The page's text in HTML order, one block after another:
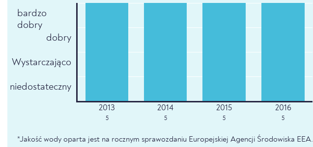
bardzo
dobry
dobry
Wystarczająco
niedostateczny
5 5 5 5
*Jakość wody oparta jest na rocznym sprawozdaniu Europejskiej Agencji Środowiska EEA.